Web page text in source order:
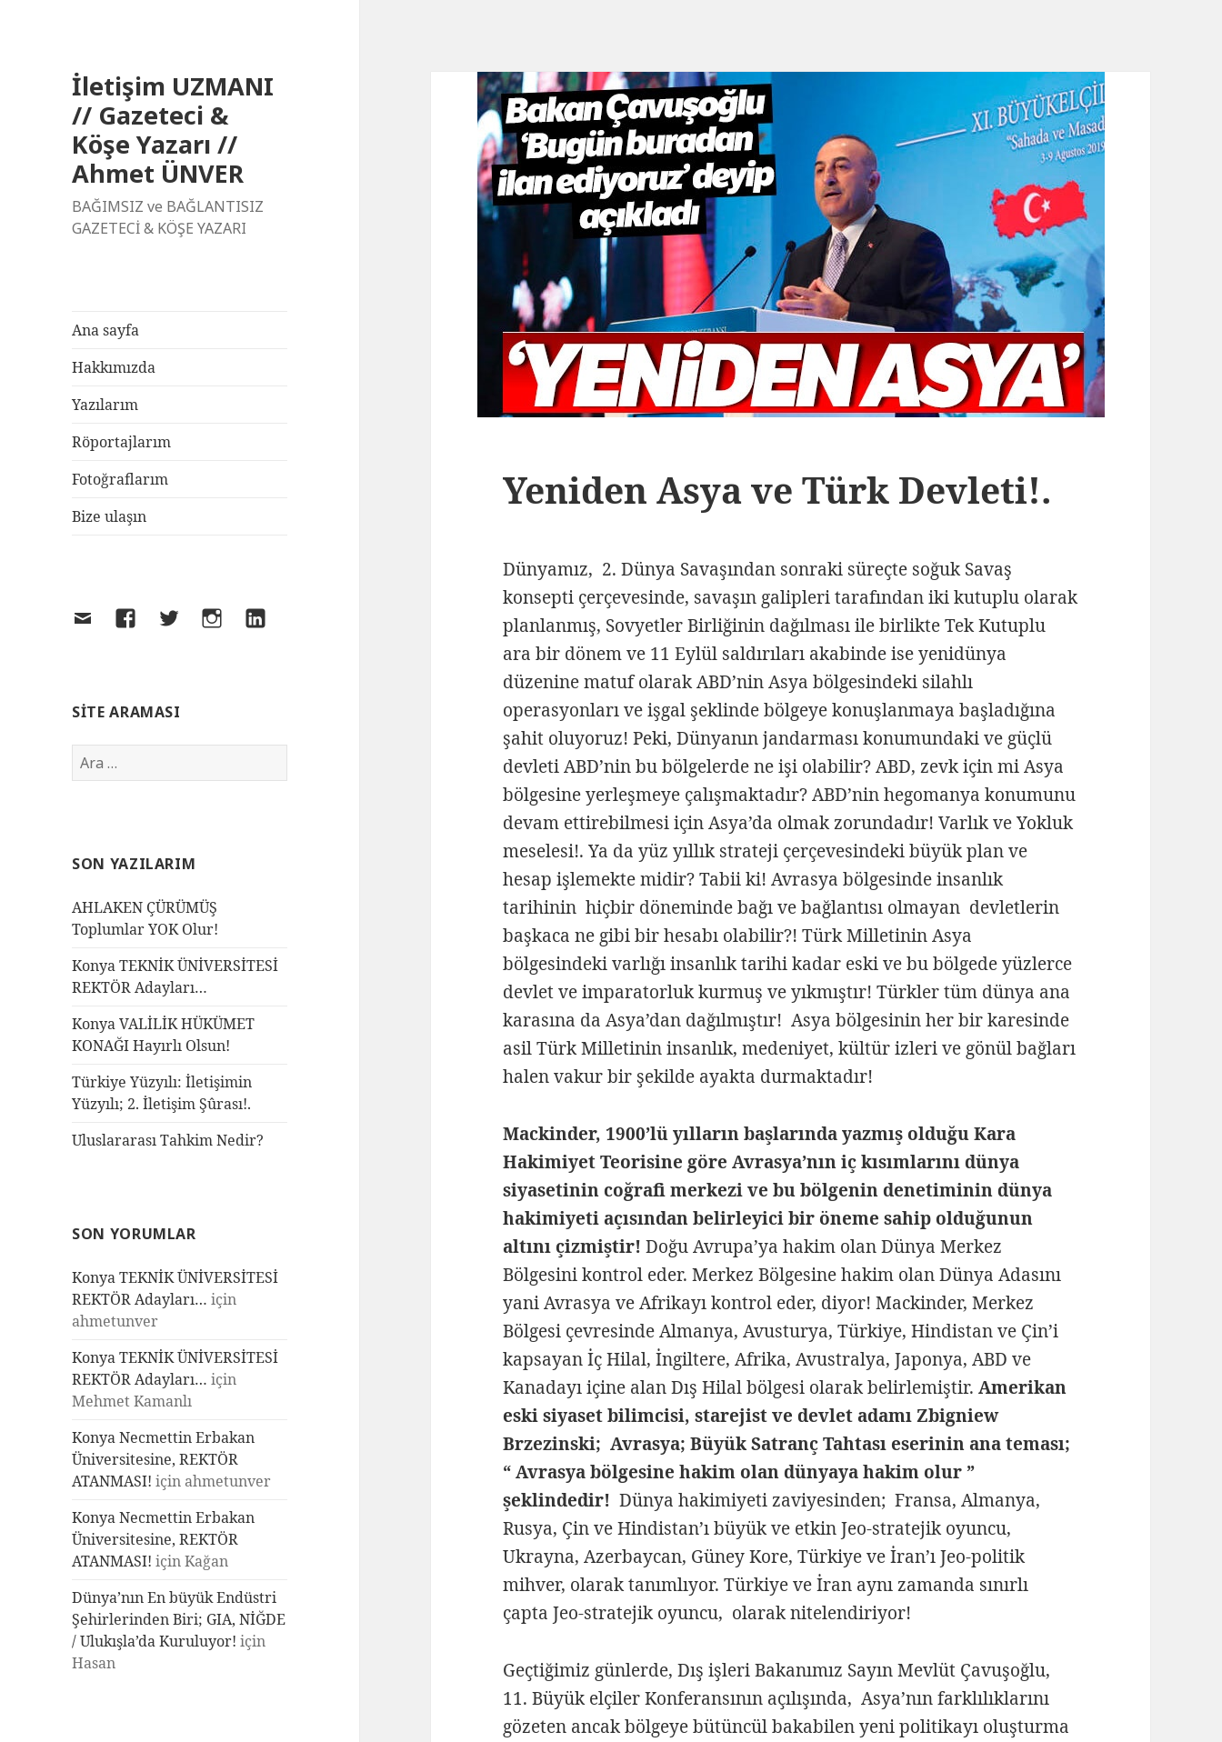
İletişim UZMANI
// Gazeteci &
Köşe Yazarı //
Ahmet ÜNVER
BAĞIMSIZ ve BAĞLANTISIZ
GAZETECİ & KÖŞE YAZARI
Ana sayfa
Hakkımızda
Yazılarım
Röportajlarım
Fotoğraflarım
Bize ulaşın
SITE ARAMASI
SON YAZILARIM
AHLAKEN ÇÜRÜMÜŞ
Toplumlar YOK Olur!
Konya TEKNİK ÜNİVERSİTESİ
REKTÖR Adayları…
Konya VALİLİK HÜKÜMET
KONAĞI Hayırlı Olsun!
Türkiye Yüzyılı: İletişimin
Yüzyılı; 2. İletişim Şûrası!.
Uluslararası Tahkim Nedir?
SON YORUMLAR
Konya TEKNİK ÜNİVERSİTESİ
REKTÖR Adayları… için
ahmetunver
Konya TEKNİK ÜNİVERSİTESİ
REKTÖR Adayları… için
Mehmet Kamanlı
Konya Necmettin Erbakan
Üniversitesine, REKTÖR
ATANMASI! için ahmetunver
Konya Necmettin Erbakan
Üniversitesine, REKTÖR
ATANMASI! içinKağan
Dünya’nın En büyük Endüstri
Şehirlerinden Biri; GIA, NİĞDE
/ Ulukışla’da Kuruluyor! için
Hasan
Yeniden Asya ve Türk Devleti!.
Dünyamız, 2. Dünya Savaşından sonraki süreçte soğuk Savaş
konsepti çerçevesinde, savaşın galipleri tarafından iki kutuplu olarak
planlanmış, Sovyetler Birliğinin dağılması ile birlikte Tek Kutuplu
ara bir dönem ve 11 Eylül saldırıları akabinde ise yenidünya
düzenine matuf olarak ABD’nin Asya bölgesindeki silahlı
operasyonları ve işgal şeklinde bölgeye konuşlanmaya başladığına
şahit oluyoruz! Peki, Dünyanın jandarması konumundaki ve güçlü
devleti ABD’nin bu bölgelerde ne işi olabilir? ABD, zevk için mi Asya
bölgesine yerleşmeye çalışmaktadır? ABD’nin hegomanya konumunu
devam ettirebilmesi için Asya’da olmak zorundadır! Varlık ve Yokluk
meselesi!. Ya da yüz yıllık strateji çerçevesindeki büyük plan ve
hesap işlemekte midir? Tabii ki! Avrasya bölgesinde insanlık
tarihinin hiçbir döneminde bağı ve bağlantısı olmayan devletlerin
başkaca ne gibi bir hesabı olabilir?! Türk Milletinin Asya
bölgesindeki varlığı insanlık tarihi kadar eski ve bu bölgede yüzlerce
devlet ve imparatorluk kurmuş ve yıkmıştır! Türkler tüm dünya ana
karasına da Asya’dan dağılmıştır! Asya bölgesinin her bir karesinde
asil Türk Milletinin insanlık, medeniyet, kültür izleri ve gönül bağları
halen vakur bir şekilde ayakta durmaktadır!
Mackinder, 1900’lü yılların başlarında yazmış olduğu Kara
Hakimiyet Teorisine göre Avrasya’nın iç kısımlarını dünya
siyasetinin coğrafi merkezi ve bu bölgenin denetiminin dünya
hakimiyeti açısından belirleyici bir öneme sahip olduğunun
altını çizmiştir! Doğu Avrupa’ya hakim olan Dünya Merkez
Bölgesini kontrol eder. Merkez Bölgesine hakim olan Dünya Adasını
yani Avrasya ve Afrikayı kontrol eder, diyor! Mackinder, Merkez
Bölgesi çevresinde Almanya, Avusturya, Türkiye, Hindistan ve Çin’i
kapsayan İç Hilal, İngiltere, Afrika, Avustralya, Japonya, ABD ve
Kanadayı içine alan Dış Hilal bölgesi olarak belirlemiştir.Amerikan
eski siyaset bilimcisi, starejist ve devlet adamı Zbigniew
Brzezinski; Avrasya; Büyük Satranç Tahtası eserinin ana teması;
“ Avrasya bölgesine hakim olan dünyaya hakim olur ”
şeklindedir! Dünya hakimiyeti zaviyesinden; Fransa, Almanya,
Rusya, Çin ve Hindistan’ı büyük ve etkin Jeo-stratejik oyuncu,
Ukrayna, Azerbaycan, Güney Kore, Türkiye ve İran’ı Jeo-politik
mihver, olarak tanımlıyor. Türkiye ve İran aynı zamanda sınırlı
çapta Jeo-stratejik oyuncu, olarak nitelendiriyor!
Geçtiğimiz günlerde, Dış işleri Bakanımız Sayın Mevlüt Çavuşoğlu,
11. Büyük elçiler Konferansının açılışında, Asya’nın farklılıklarını
gözeten ancak bölgeye bütüncül bakabilen yeni politikayı oluşturma